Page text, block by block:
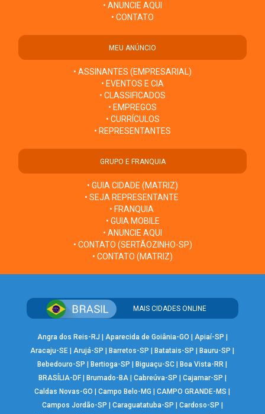
• ANUNCIE AQUI
• CONTATO
MEU ANÚNCIO
• ASSINANTES (EMPRESARIAL)
• EVENTOS E CIA
• CLASSIFICADOS
• EMPREGOS
• CURRÍCULOS
• REPRESENTANTES
GRUPO E FRANQUIA
• GUIA CIDADE (MATRIZ)
• SEJA REPRESENTANTE
• FRANQUIA
• GUIA MOBILE
• ANUNCIE AQUI
• CONTATO (SERTÃOZINHO-SP)
• CONTATO (MATRIZ)
MAIS CIDADES ONLINE
Angra dos Reis-RJ Aparecida de Goiânia-GO Apiaí-SP
Aracaju-SE |Arujá-SP Barretos-SP Batatais-SP Bauru-SP
Bebedouro-SP
Bertioga-SP Biguaçu-SC Boa Vista-RR
BRASÍLIA-DF| Brumado-BA| Cabreúva-SP Cajamar-SP
Caldas Novas-GO
|Campo Belo-MG |CAMPO GRANDE-MS
Campos Jordão-SP
Caraguatatuba-SP Cardoso-SP